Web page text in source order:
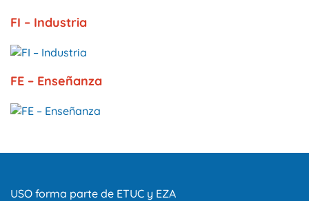
FI – Industria
FE – Enseñanza
USO forma parte de ETUC y EZA